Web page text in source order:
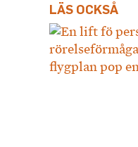
LÄS OCKSÅ